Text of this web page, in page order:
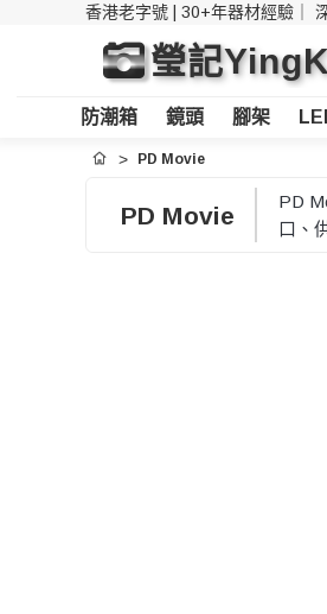
香港老字號 | 30+年器材經驗｜
瑩記
防潮箱 鏡頭 腳架
首頁 PD Movie
PD Movie
PD
口、